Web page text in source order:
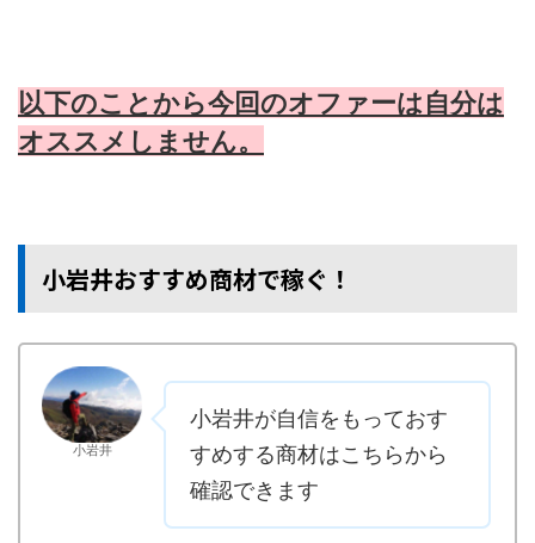
以下のことから今回のオファーは自分は
オススメしません。
小岩井おすすめ商材で稼ぐ！
小岩井
小岩井が自信をもっておす
すめする商材はこちらから
確認できます